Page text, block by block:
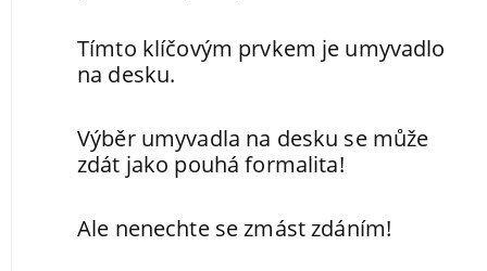
Tímto klíčovým prvkem je umyvadlo
na desku.
Výběr umyvadla na desku se může
zdát jako pouhá formalita!
Ale nenechte se zmást zdáním!